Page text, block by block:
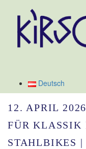
Deutsch
12. APRIL
FÜR KLASSIK
STAHLBIKES |